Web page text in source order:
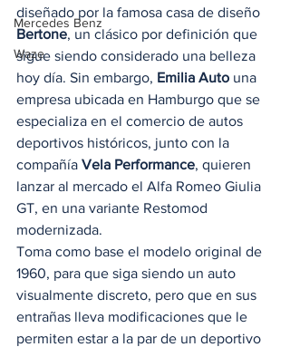
Mercedes Benz
Waze
diseñado por la famosa casa de diseño
Bertone, un clásico por definición que
sigue siendo considerado una belleza
hoy día. Sin embargo, Emilia Auto una
empresa ubicada en Hamburgo que se
especializa en el comercio de autos
deportivos históricos, junto con la
compañía Vela Performance, quieren
lanzar al mercado el Alfa Romeo Giulia
GT, en una variante Restomod
modernizada.
Toma como base el modelo original de
1960, para que siga siendo un auto
visualmente discreto, pero que en sus
entrañas lleva modificaciones que le
permiten estar a la par de un deportivo